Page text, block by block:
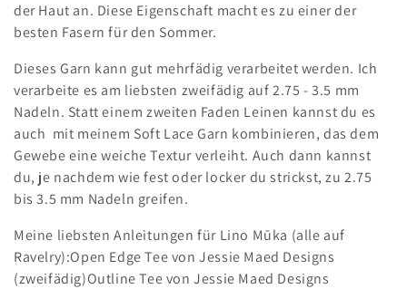
der Haut an. Diese Eigenschaft macht es zu einer der
besten Fasern für den Sommer.
Dieses Garn kann gut mehrfädig verarbeitet werden. Ich
verarbeite es am liebsten zweifädig auf 2.75 - 3.5 mm
Nadeln. Statt einem zweiten Faden Leinen kannst du es
auch mit meinem Soft Lace Garn kombinieren, das dem
Gewebe eine weiche Textur verleiht. Auch dann kannst
du, je nachdem wie fest oder locker du strickst, zu 2.75
bis 3.5 mm Nadeln greifen.
Meine liebsten Anleitungen für Lino Mūka (alle auf
Ravelry):Open Edge Tee von Jessie Maed Designs
(zweifädig)Outline Tee von Jessie Maed Designs